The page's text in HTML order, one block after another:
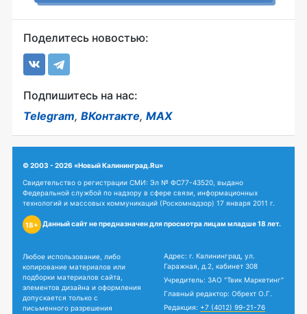
Поделитесь новостью:
Подпишитесь на нас:
Telegram, ВКонтакте, MAX
© 2003 - 2026 «Новый Калининград.Ru»
Свидетельство о регистрации СМИ: Эл № ФС77-43520, выдано
Федеральной службой по надзору в сфере связи, информационных
технологий и массовых коммуникаций (Роскомнадзор) 17 января 2011 г.
18+ Данный сайт не предназначен для просмотра лицам младше 18 лет.
Любое использование, либо
копирование материалов или
подборки материалов сайта,
элементов дизайна и оформления
допускается только с
письменного разрешения
Адрес: г. Калининград, ул.
Гаражная, д.2, кабинет 308
Учредитель: ЗАО "Твик Маркетинг"
Главный редактор: Обрехт О.Г.
Редакция: +7 (4012) 99-21-76